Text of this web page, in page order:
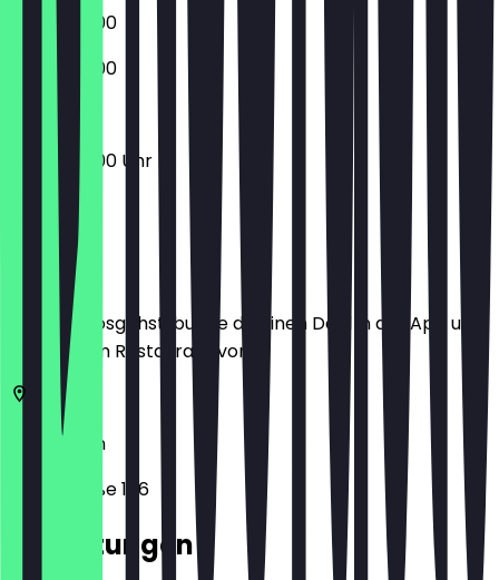
08:30 - 16:00
08:30 - 16:00
08:30 - 16:00 Uhr
Bevor du losgehst, buche dir einen Deal in der App und
zeige ihn im Restaurant vor.
Berlin
Littenstraße 106
Bewertungen